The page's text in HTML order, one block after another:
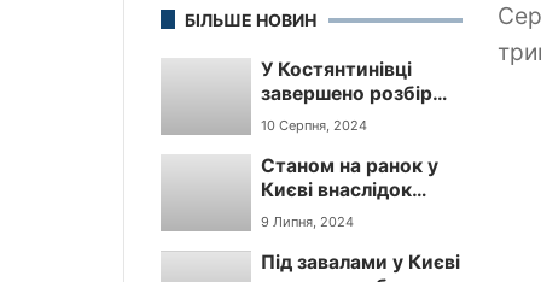
БІЛЬШЕ НОВИН
У Костянтинівці
завершено розбір
завалів на місці
ракетного удару по
торгівельному
центру
10 Серпня, 2024
Станом на ранок у
Києві внаслідок
учорашнього
вже 27 загиблих і
9 Липня, 2024
Під завалами у Києві